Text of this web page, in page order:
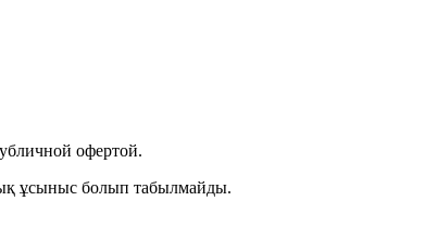
офертой.
ұсыныс болып табылмайды.